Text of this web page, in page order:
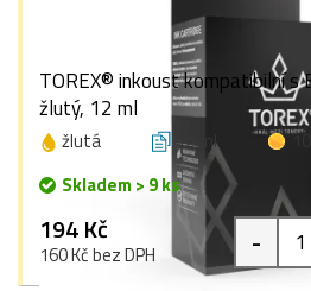
TOREX® inkoust kompatibilní s
žlutý, 12 ml
žlutá 12 ml
Skladem > 9 ks
194 Kč
160 Kč bez DPH -